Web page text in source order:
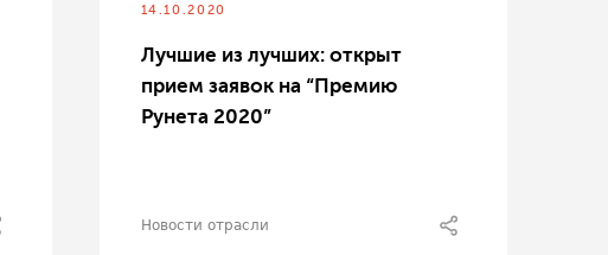
14.10.2020
Лучшие из лучших: открыт
прием заявок на “Премию
Рунета 2020”
Новости отрасли